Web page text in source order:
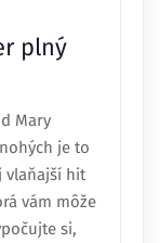
plný
Mary
je to
vlaňajší hit
vám môže
si,